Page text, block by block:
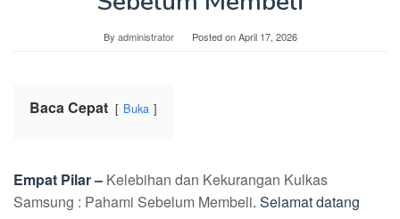
By administrator Posted onApril 17, 2026
Baca Cepat Buka
Empat Pilar – Kelebihan dan Kekurangan Kulkas
Samsung : Pahami Sebelum Membeli. Selamat datang